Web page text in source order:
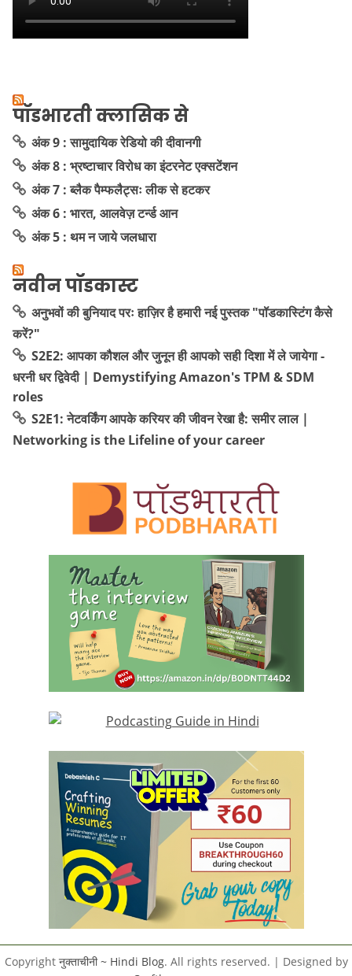
पॉडभारती क्लासिक से
अंक 9 : सामुदायिक रेडियो की दीवानगी
अंक 8 : भ्रष्टाचार विरोध का इंटरनेट एक्सटेंशन
अंक 7 : ब्लैक पैम्फलैट्सः लीक से हटकर
अंक 6 : भारत, आलवेज़ टर्न्ड आन
अंक 5 : थम न जाये जलधारा
नवीन पॉडकास्ट
अनुभवों की बुनियाद परः हाज़िर है हमारी नई पुस्तक "पॉडकास्टिंग कैसे
करें?"
S2E2: आपका कौशल और जुनून ही आपको सही दिशा में ले जायेगा -
धरनी धर द्विवेदी | Demystifying Amazon's TPM & SDM
roles
S2E1: नेटवर्किंग आपके करियर की जीवन रेखा है: समीर लाल |
Networking is the Lifeline of your career
Copyright नुक्ताचीनी ~ Hindi Blog. All rights reserved. | Designed by